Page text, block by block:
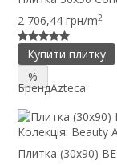
2 706,44 грн/m2
Купити плитку
%
БрендAzteca
Колекція: Beauty
Плитка (30x90)